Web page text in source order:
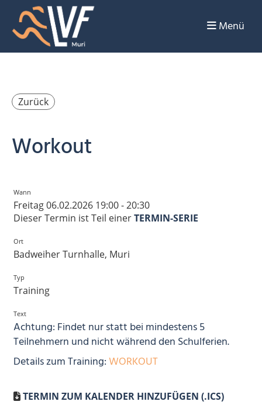
Menü
Zurück
Workout
Wann
Freitag 06.02.2026 19:00 - 20:30
Dieser Termin ist Teil einerTERMIN-SERIE
Ort
Badweiher Turnhalle, Muri
Typ
Training
Text
Achtung: Findet nur statt bei mindestens 5
Teilnehmern und nicht während den Schulferien.
Details zum Training:WORKOUT
TERMIN ZUM KALENDER HINZUFÜGEN (.ICS)